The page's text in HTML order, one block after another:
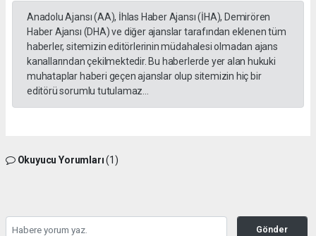
Anadolu Ajansı (AA), İhlas Haber Ajansı (İHA), Demirören
Haber Ajansı (DHA) ve diğer ajanslar tarafından eklenen tüm
haberler, sitemizin editörlerinin müdahalesi olmadan ajans
kanallarından çekilmektedir. Bu haberlerde yer alan hukuki
muhataplar haberi geçen ajanslar olup sitemizin hiç bir
editörü sorumlu tutulamaz...
Okuyucu Yorumları(1)
Gönder